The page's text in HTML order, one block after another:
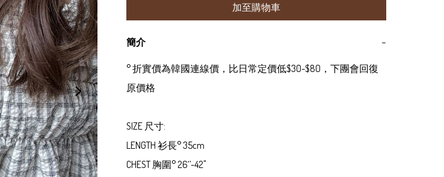
加至購物車
簡介 −
° 折實價為韓國連線價，比日常定價低$30-$80，下團會回復
原價格
SIZE 尺寸:
LENGTH 衫長° 35cm
CHEST 胸圍° 26‘’-42"